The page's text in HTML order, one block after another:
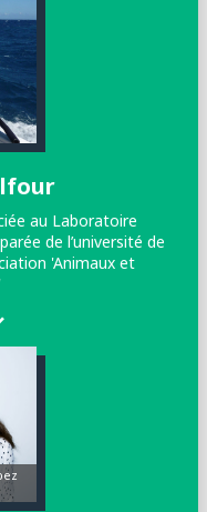
au Laboratoire
de l’université de
'Animaux et